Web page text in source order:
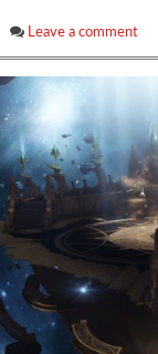
Leave a comment